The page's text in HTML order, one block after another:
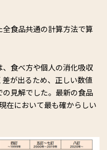
全食品共通の計算方法で算
食べ方や個人の消化吸収
が出るため、正しい数値
見解でした。最新の食品
在において最も確からしい